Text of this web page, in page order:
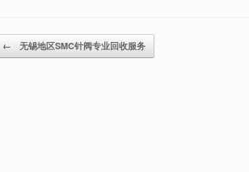
Post navigation
← 无锡地区SMC针阀专业回收服务